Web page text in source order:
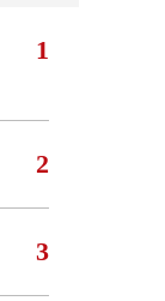
1
2
3